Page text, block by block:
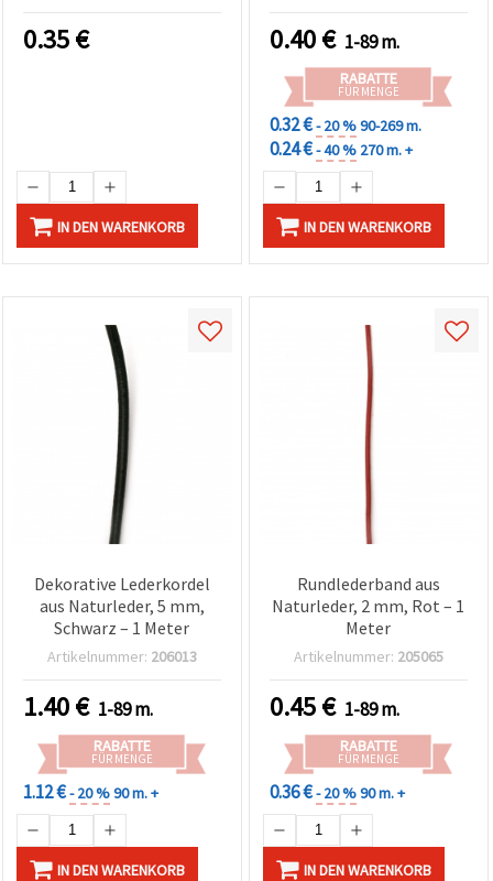
0.35€
IN DEN WARENKORB
0.40€ 1-89 m.
RABATTE
FÜR MENGE
0.32 €- 20 %90-269 m.
0.24 €- 40 % 270 m. +
IN DEN WARENKORB
Dekorative Lederkordel
aus Naturleder, 5 mm,
Schwarz – 1 Meter
Artikelnummer: 206013
1.40€ 1-89 m.
RABATTE
FÜR MENGE
1.12 €- 20 %90 m. +
IN DEN WARENKORB
Rundlederband aus
Naturleder, 2 mm, Rot – 1
Meter
Artikelnummer: 205065
0.45€ 1-89 m.
RABATTE
FÜR MENGE
0.36 €- 20 %90 m. +
IN DEN WARENKORB